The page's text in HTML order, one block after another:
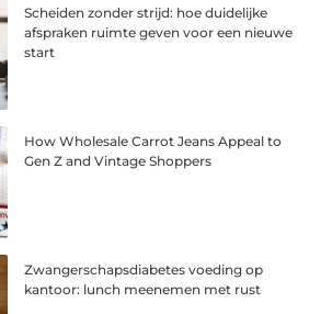
Scheiden zonder strijd: hoe duidelijke
afspraken ruimte geven voor een nieuwe
start
How Wholesale Carrot Jeans Appeal to
Gen Z and Vintage Shoppers
Zwangerschapsdiabetes voeding op
kantoor: lunch meenemen met rust